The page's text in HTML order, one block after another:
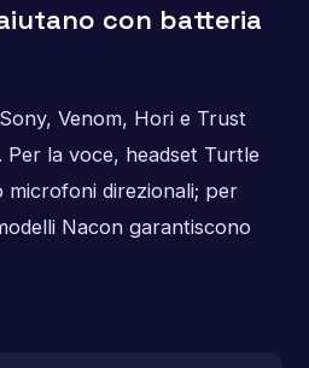
con batteria
Venom, Hori e Trust
Per la voce, headset Turtle
direzionali; per
Nacon garantiscono